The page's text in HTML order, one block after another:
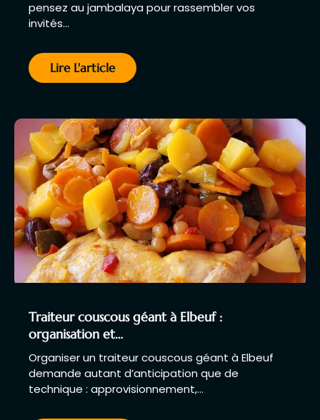
pensez au jambalaya pour rassembler vos
invités…
Lire L'article
Traiteur couscous géant à Elbeuf :
organisation et…
Organiser un traiteur couscous géant à Elbeuf
demande autant d’anticipation que de
technique : approvisionnement,…